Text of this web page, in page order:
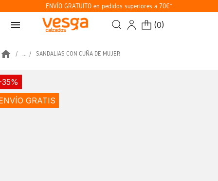
ENVÍO GRATUITO en pedidos superiores a 70€*
menu (0)
home ... SANDALIAS CON CUÑA DE MUJER
GRATIS